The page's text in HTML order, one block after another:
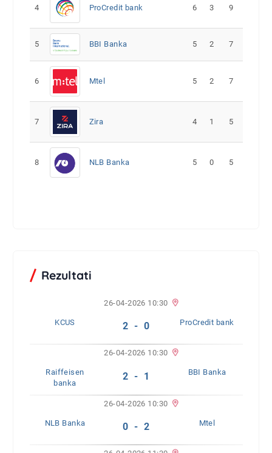
4 ProCredit bank 6 3 9
5 BBI Banka 5 2 7
6 Mtel 5 2 7
7 Zira 4 1 5
8 NLB Banka 5 0 5
Rezultati
26-04-2026 10:30
KCUS 2 - 0 ProCredit bank
26-04-2026 10:30
Raiffeisen
banka
2 - 1 BBI Banka
26-04-2026 10:30
NLB Banka 0 - 2 Mtel